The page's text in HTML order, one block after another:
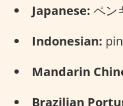
Japanese: ペン
Indonesian:
Mandarin
Brazilian